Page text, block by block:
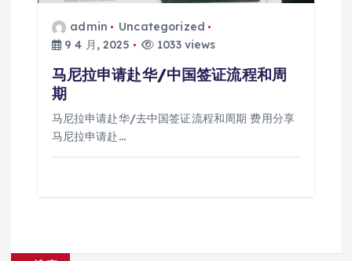
admin
Uncategorized
9 4 月, 2025
1033 views
马尼拉申请赴华/中国签证流程和周
期
马尼拉申请赴华/去中国签证流程和周期 费用分享
马尼拉申请赴…